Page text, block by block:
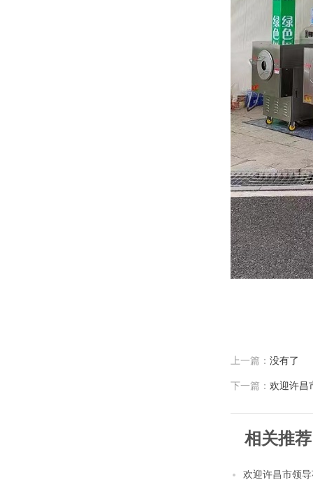
上一篇： 没有了
下一篇： 欢迎许昌
相关推荐
欢迎许昌市领